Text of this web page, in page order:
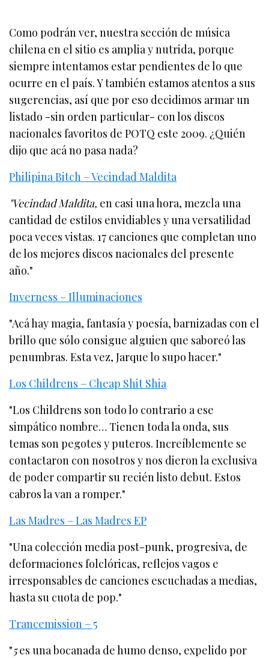
Como podrán ver, nuestra sección de música
chilena en el sitio es amplia y nutrida, porque
siempre intentamos estar pendientes de lo que
ocurre en el país. Y también estamos atentos a sus
sugerencias, así que por eso decidimos armar un
listado -sin orden particular- con los discos
nacionales favoritos de POTQ este 2009. ¿Quién
dijo que acá no pasa nada?
Philipina Bitch – Vecindad Maldita
"Vecindad Maldita, en casi una hora, mezcla una
cantidad de estilos envidiables y una versatilidad
poca veces vistas. 17 canciones que completan uno
de los mejores discos nacionales del presente
año."
Inverness – Illuminaciones
"Acá hay magia, fantasía y poesía, barnizadas con el
brillo que sólo consigue alguien que saboreó las
penumbras. Esta vez, Jarque lo supo hacer."
Los Childrens – Cheap Shit Shia
"Los Childrens son todo lo contrario a ese
simpático nombre… Tienen toda la onda, sus
temas son pegotes y puteros. Increíblemente se
contactaron con nosotros y nos dieron la exclusiva
de poder compartir su recién listo debut. Estos
cabros la van a romper."
Las Madres – Las Madres EP
"Una colección media post-punk, progresiva, de
deformaciones folclóricas, reflejos vagos e
irresponsables de canciones escuchadas a medias,
hasta su cuota de pop."
Trancemission – 5
"5es una bocanada de humo denso, expelido por